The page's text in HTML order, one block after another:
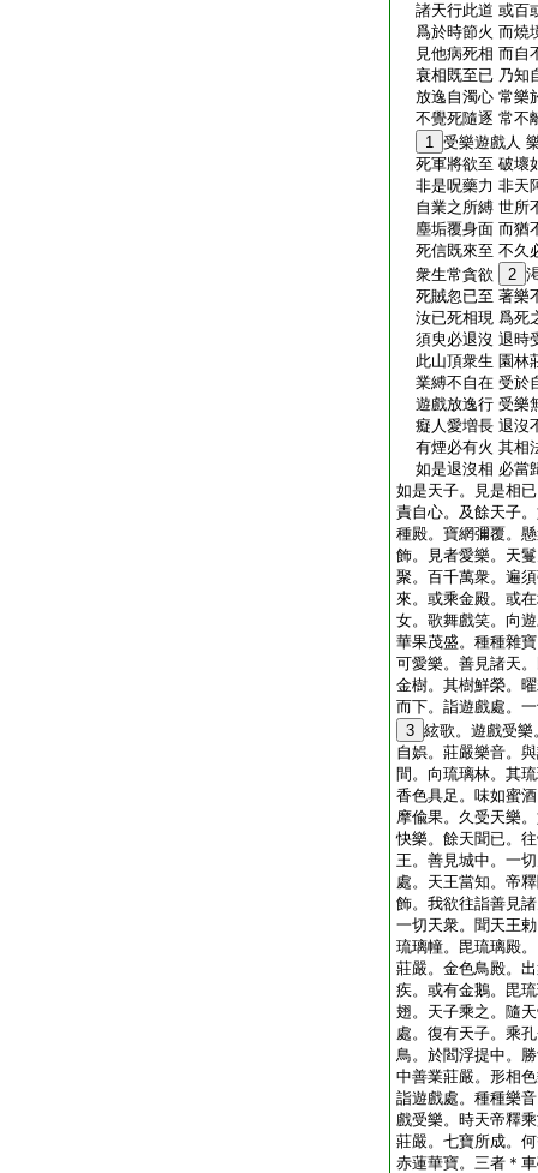
諸天行此道 或百
爲於時節火 而燒
見他病死相 而自
衰相既至已 乃知
放逸自濁心 常樂
不覺死隨逐 常不
1 受樂遊戲人
死軍將欲至 破壞
非是呪藥力 非天
自業之所縛 世所
塵垢覆身面 而猶
死信既來至 不久
衆生常貪欲
2
死賊忽已至 著樂
汝已死相現 爲死
須臾必退沒 退時
此山頂衆生 園林
業縛不自在 受於
遊戲放逸行 受樂
癡人愛増長 退沒
有煙必有火 其相
如是退沒相 必當
如是天子。見是相
責自心。及餘天子
種殿。寶網彌覆。
飾。見者愛樂。天
聚。百千萬衆。遍
來。或乘金殿。或
女。歌舞戲笑。向
華果茂盛。種種雜
可愛樂。善見諸天
金樹。其樹鮮榮。
而下。詣遊戲處。
3 絃歌。遊戲受
自娯。莊嚴樂音。
間。向琉璃林。其
香色具足。味如蜜
摩偸果。久受天樂
快樂。餘天聞已。
王。善見城中。一
處。天王當知。帝
飾。我欲往詣善見
一切天衆。聞天王
琉璃幢。毘琉璃殿
莊嚴。金色鳥殿。
疾。或有金鵝。毘
翅。天子乘之。隨
處。復有天子。乘
鳥。於閻浮提中。
中善業莊嚴。形相
詣遊戲處。種種樂
戲受樂。時天帝釋
莊嚴。七寶所成。
赤蓮華寶。三者＊